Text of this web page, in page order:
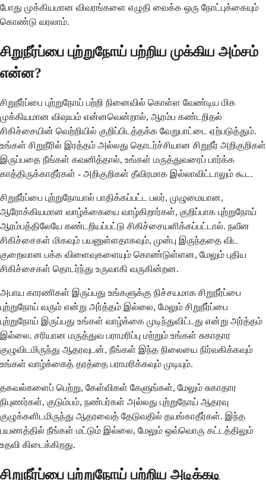
போது முக்கியமான விவரங்களை எழுதி வைக்க ஒரு நோட்புக்கையும்
கொண்டு வரலாம்.
சிறுநீர்ப்பை புற்றுநோய் பற்றிய முக்கிய அம்சம்
என்ன?
சிறுநீர்ப்பை புற்றுநோய் பற்றி நினைவில் கொள்ள வேண்டிய மிக
முக்கியமான விஷயம் என்னவென்றால், ஆரம்ப கண்டறிதல்
சிகிச்சையின் வெற்றியில் குறிப்பிடத்தக்க வேறுபாட்டை ஏற்படுத்தும்.
உங்கள் சிறுநீரில் இரத்தம் அல்லது தொடர்ச்சியான சிறுநீர் அறிகுறிகள்
இருப்பதை நீங்கள் கவனித்தால், உங்கள் மருத்துவரைப் பார்க்க
காத்திருக்காதீர்கள் - அறிகுறிகள் தீவிரமாக இல்லாவிட்டாலும் கூட.
சிறுநீர்ப்பை புற்றுநோயால் பாதிக்கப்பட்ட பலர், முழுமையான,
ஆரோக்கியமான வாழ்க்கையை வாழ்கிறார்கள், குறிப்பாக புற்றுநோய்
ஆரம்பத்திலேயே கண்டறியப்பட்டு சிகிச்சையளிக்கப்பட்டால். நவீன
சிகிச்சைகள் மிகவும் பயனுள்ளதாகவும், முன்பு இருந்ததை விட
குறைவான பக்க விளைவுகளையும் கொண்டுள்ளன, மேலும் புதிய
சிகிச்சைகள் தொடர்ந்து உருவாகி வருகின்றன.
அபாய காரணிகள் இருப்பது உங்களுக்கு நிச்சயமாக சிறுநீர்ப்பை
புற்றுநோய் வரும் என்று அர்த்தம் இல்லை, மேலும் சிறுநீர்ப்பை
புற்றுநோய் இருப்பது உங்கள் வாழ்க்கை முடிந்துவிட்டது என்று அர்த்தம்
இல்லை. சரியான மருத்துவ பராமரிப்பு மற்றும் உங்கள் சுகாதார
குழுவிடமிருந்து ஆதரவுடன், நீங்கள் இந்த நிலையை நிர்வகிக்கவும்
உங்கள் வாழ்க்கைத் தரத்தை பராமரிக்கவும் முடியும்.
தகவல்களைப் பெற்று, கேள்விகள் கேளுங்கள், மேலும் சுகாதார
நிபுணர்கள், குடும்பம், நண்பர்கள் அல்லது புற்றுநோய் ஆதரவு
குழுக்களிடமிருந்து ஆதரவைத் தேடுவதில் தயங்காதீர்கள். இந்த
பயணத்தில் நீங்கள் மட்டும் இல்லை, மேலும் ஒவ்வொரு கட்டத்திலும்
உதவி கிடைக்கிறது.
சிறுநீர்ப்பை புற்றுநோய் பற்றிய அடிக்கடி